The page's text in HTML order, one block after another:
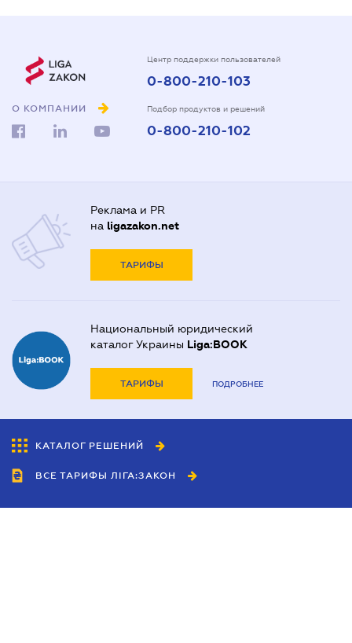
О КОМПАНИИ
Центр поддержки пользователей
0-800-210-103
Подбор продуктов и решений
0-800-210-102
Реклама и PR
на ligazakon.net
ТАРИФЫ
Национальный юридический
каталог Украины Liga:BOOK
ТАРИФЫ ПОДРОБНЕЕ
КАТАЛОГ РЕШЕНИЙ
ВСЕ ТАРИФЫ ЛІГА:ЗАКОН